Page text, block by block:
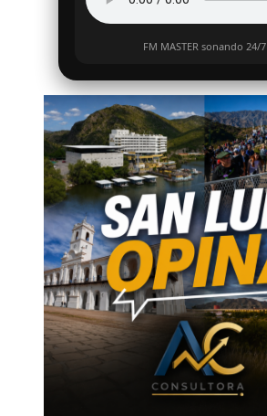
FM MASTER sonando 24/7